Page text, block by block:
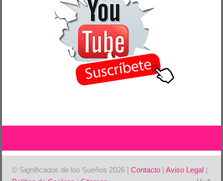
© Significados de los Sueños 2026 |Contacto |Aviso Legal |